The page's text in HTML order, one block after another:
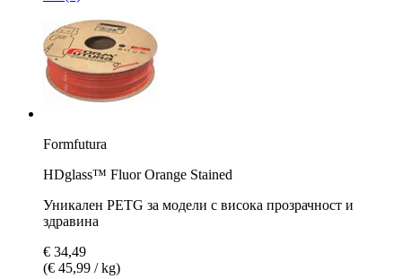
Formfutura
HDglass™ Fluor Orange Stained
Уникален PETG за модели с висока прозрачност и
здравина
€ 34,49
(€ 45,99 / kg)